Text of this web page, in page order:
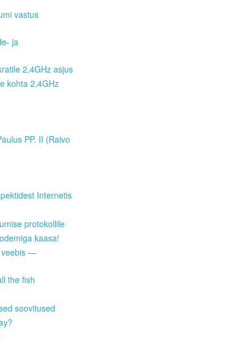
vastus
ja
2,4GHz asjus
kohta 2,4GHz
PP. II (Raivo
Internetis
protokollile
kaasa!
veebis —
the fish
soovitused